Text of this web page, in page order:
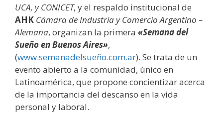
UCA, y CONICET, y el respaldo institucional de
AHK Cámara de Industria y Comercio Argentino –
Alemana, organizan la primera «Semana del
Sueño en Buenos Aires»,
(www.semanadelsueño.com.ar). Se trata de un
evento abierto a la comunidad, único en
Latinoamérica, que propone concientizar acerca
de la importancia del descanso en la vida
personal y laboral.